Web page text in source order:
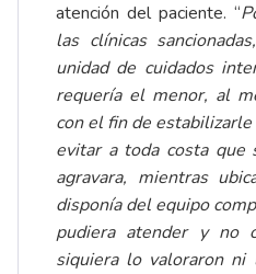
atención del paciente. “
las clínicas
unidad de cuidados
requería el menor, al
con el fin de
evitar a toda costa que
agravara, mientras
disponía del equipo
pudiera atender y no
siquiera lo valoraron